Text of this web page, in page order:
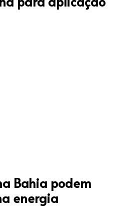
Bahia podem
energia